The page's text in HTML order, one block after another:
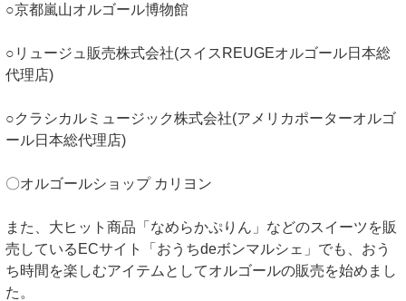
○京都嵐山オルゴール博物館
○リュージュ販売株式会社(スイスREUGEオルゴール日本総
代理店)
○クラシカルミュージック株式会社(アメリカポーターオルゴ
ール日本総代理店)
〇オルゴールショップ カリヨン
また、大ヒット商品「なめらかぷりん」などのスイーツを販
売しているECサイト「おうちdeボンマルシェ」でも、おう
ち時間を楽しむアイテムとしてオルゴールの販売を始めまし
た。